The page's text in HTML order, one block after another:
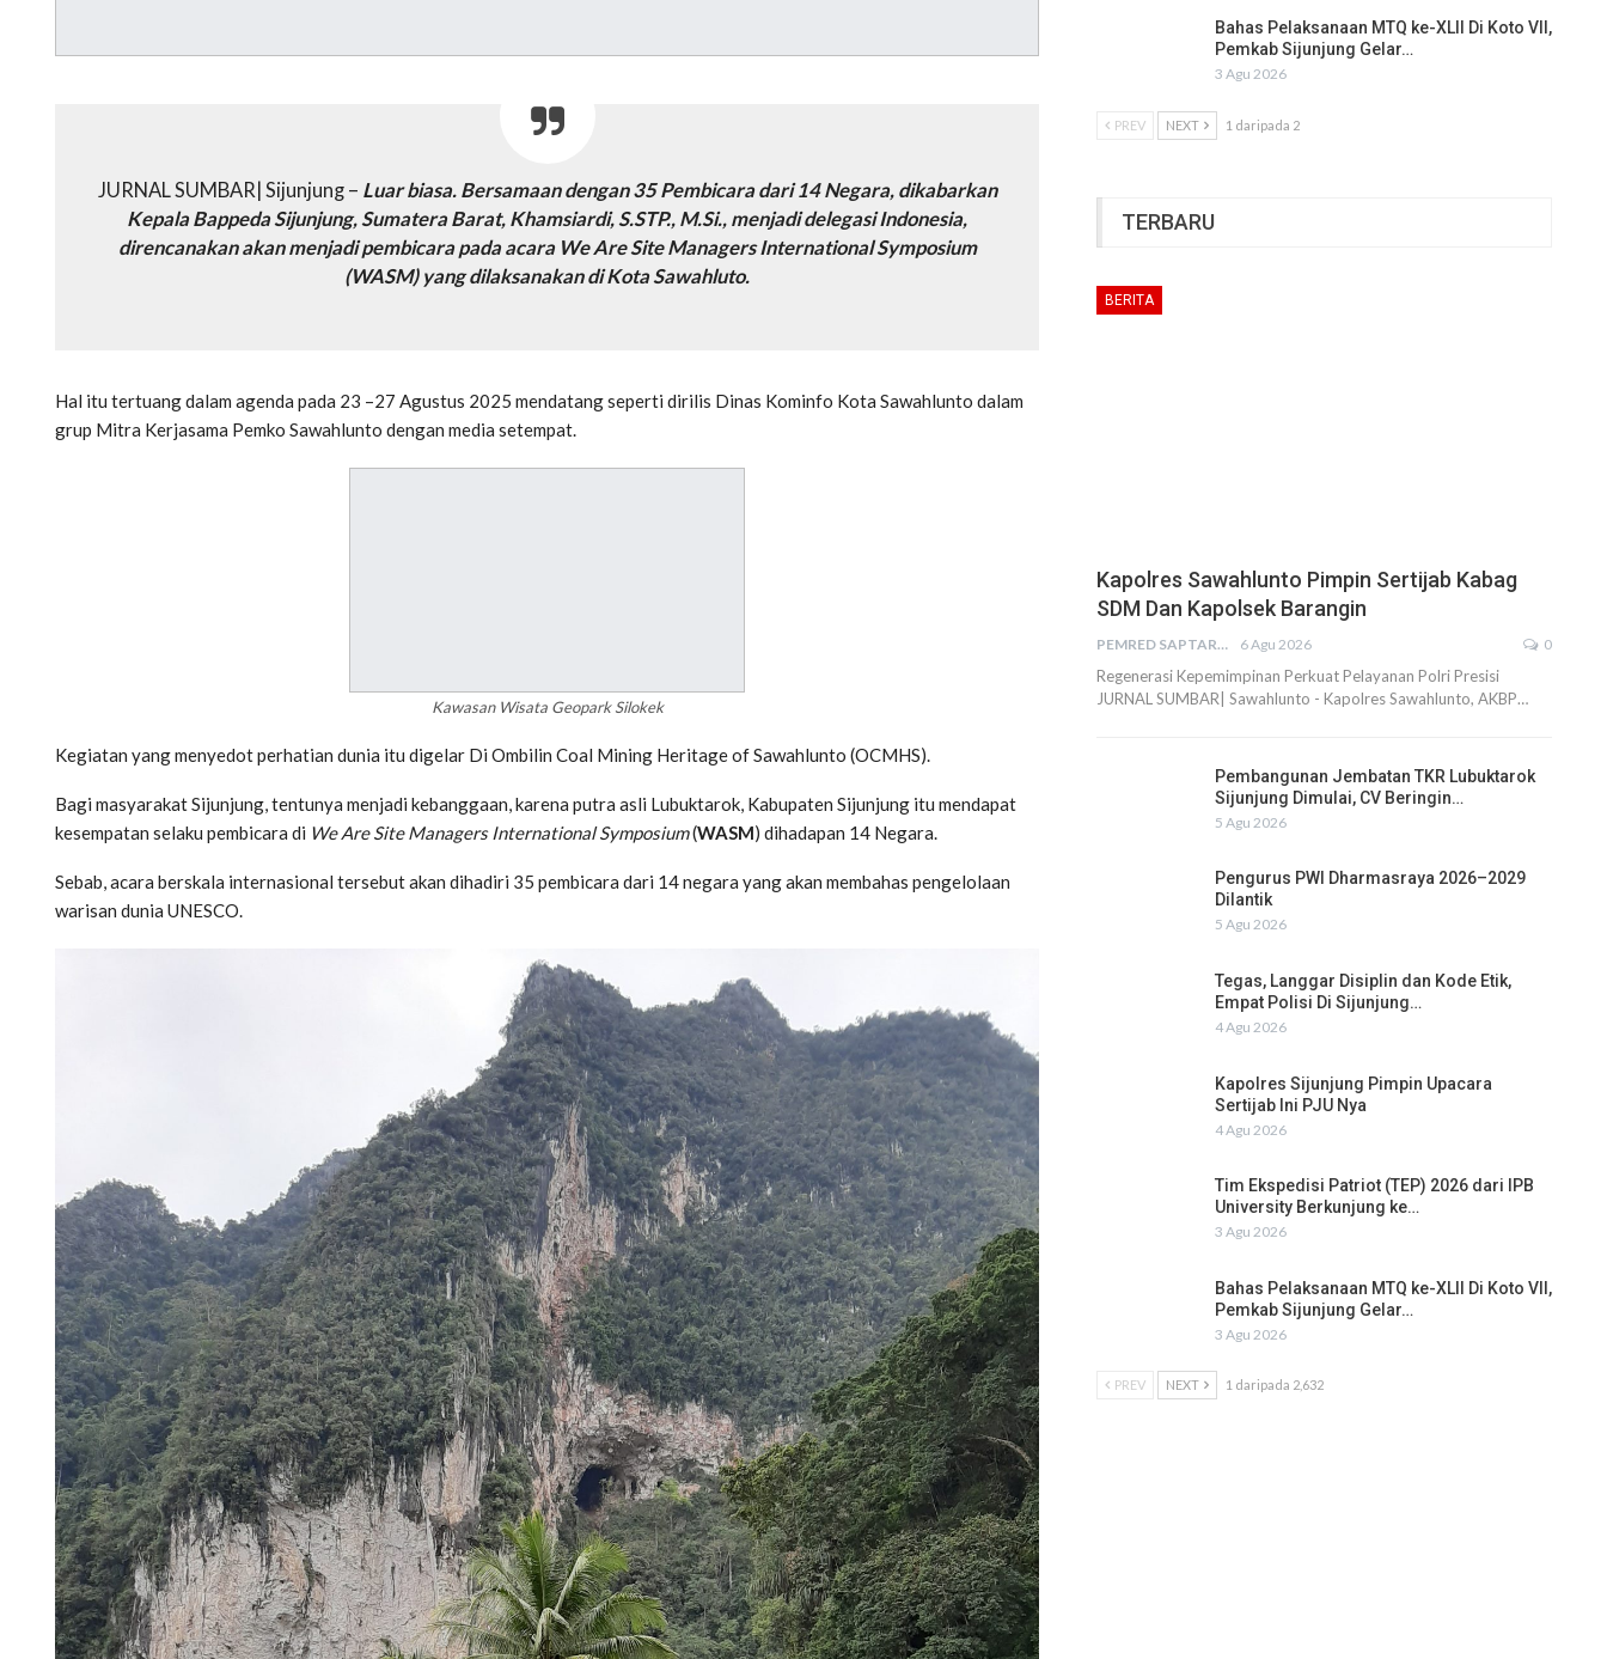
JURNAL SUMBAR| Sijunjung – Luar biasa. Bersamaan dengan 35 Pembicara dari 14 Negara, dikabarkan
Kepala Bappeda Sijunjung, Sumatera Barat, Khamsiardi, S.STP., M.Si., menjadi delegasi Indonesia,
direncanakan akan menjadi pembicara pada acara We Are Site Managers International Symposium
(WASM) yang dilaksanakan di Kota Sawahluto.
Hal itu tertuang dalam agenda pada 23 –27 Agustus 2025 mendatang seperti dirilis Dinas Kominfo Kota Sawahlunto dalam
grup Mitra Kerjasama Pemko Sawahlunto dengan media setempat.
Kawasan Wisata Geopark Silokek
Kegiatan yang menyedot perhatian dunia itu digelar Di Ombilin Coal Mining Heritage of Sawahlunto (OCMHS).
Bagi masyarakat Sijunjung, tentunya menjadi kebanggaan, karena putra asli Lubuktarok, Kabupaten Sijunjung itu mendapat
kesempatan selaku pembicara di We Are Site Managers International Symposium(WASM) dihadapan 14 Negara.
Sebab, acara berskala internasional tersebut akan dihadiri 35 pembicara dari 14 negara yang akan membahas pengelolaan
warisan dunia UNESCO.
Bahas Pelaksanaan MTQ ke-XLII Di Koto VII,
Pemkab Sijunjung Gelar…
3 Agu 2026
PREV NEXT 1 daripada 2
TERBARU
BERITA
Kapolres Sawahlunto Pimpin Sertijab Kabag
SDM Dan Kapolsek Barangin
PEMRED SAPTARIUS 6 Agu 2026 0
Regenerasi Kepemimpinan Perkuat Pelayanan Polri Presisi
JURNAL SUMBAR| Sawahlunto - Kapolres Sawahlunto, AKBP…
Pembangunan Jembatan TKR Lubuktarok
Sijunjung Dimulai, CV Beringin…
5 Agu 2026
Pengurus PWI Dharmasraya 2026–2029
Dilantik
5 Agu 2026
Tegas, Langgar Disiplin dan Kode Etik,
Empat Polisi Di Sijunjung…
4 Agu 2026
Kapolres Sijunjung Pimpin Upacara
Sertijab Ini PJU Nya
4 Agu 2026
Tim Ekspedisi Patriot (TEP) 2026 dari IPB
University Berkunjung ke…
3 Agu 2026
Bahas Pelaksanaan MTQ ke-XLII Di Koto VII,
Pemkab Sijunjung Gelar…
3 Agu 2026
PREV NEXT 1 daripada 2,632